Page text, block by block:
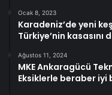
Ocak 8, 2023
Karadeniz’de yeni
Türkiye’nin kasasını
Ağustos 11, 2024
MKE Ankaragücü
Eksiklerle beraber iyi